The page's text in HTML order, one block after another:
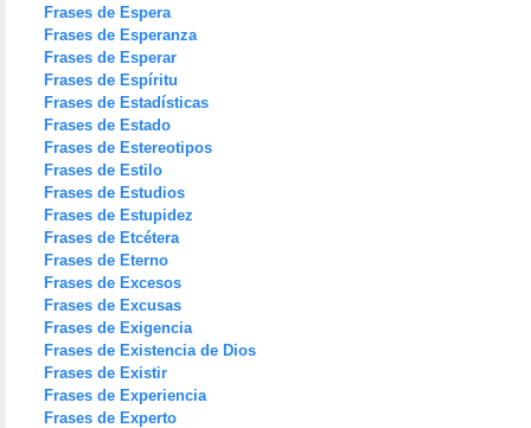
Frases de Espera
Frases de Esperanza
Frases de Esperar
Frases de Espíritu
Frases de Estadísticas
Frases de Estado
Frases de Estereotipos
Frases de Estilo
Frases de Estudios
Frases de Estupidez
Frases de Etcétera
Frases de Eterno
Frases de Excesos
Frases de Excusas
Frases de Exigencia
Frases de Existencia de Dios
Frases de Existir
Frases de Experiencia
Frases de Experto